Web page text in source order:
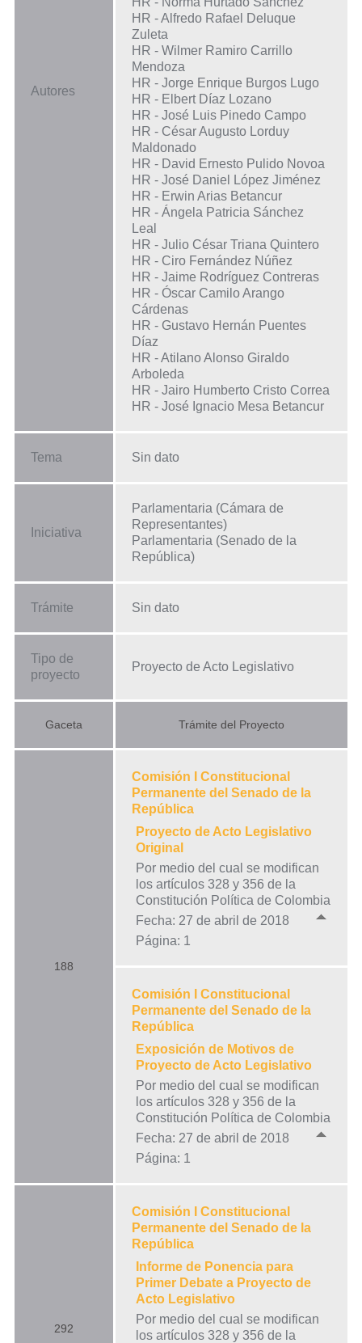
Autores
HR - Alfredo Rafael Deluque
Zuleta
HR - Wilmer Ramiro Carrillo
Mendoza
HR - Jorge Enrique Burgos Lugo
HR - Elbert Díaz Lozano
HR - José Luis Pinedo Campo
HR - César Augusto Lorduy
Maldonado
HR - David Ernesto Pulido Novoa
HR - José Daniel López Jiménez
HR - Erwin Arias Betancur
HR - Ángela Patricia Sánchez
Leal
HR - Julio César Triana Quintero
HR - Ciro Fernández Núñez
HR - Jaime Rodríguez Contreras
HR - Óscar Camilo Arango
Cárdenas
HR - Gustavo Hernán Puentes
Díaz
HR - Atilano Alonso Giraldo
Arboleda
HR - Jairo Humberto Cristo Correa
HR - José Ignacio Mesa Betancur
Tema Sin dato
Iniciativa
Parlamentaria (Cámara de
Representantes)
Parlamentaria (Senado de la
República)
Trámite Sin dato
Tipo de
proyecto
Proyecto de Acto Legislativo
Gaceta Trámite del Proyecto
188
Comisión I Constitucional
Permanente del Senado de la
República
Proyecto de Acto Legislativo
Original
Por medio del cual se modifican
los artículos 328 y 356 de la
Constitución Política de Colombia
Fecha: 27 de abril de 2018
Página: 1
Comisión I Constitucional
Permanente del Senado de la
República
Exposición de Motivos de
Proyecto de Acto Legislativo
Por medio del cual se modifican
los artículos 328 y 356 de la
Constitución Política de Colombia
Fecha: 27 de abril de 2018
Página: 1
292
Comisión I Constitucional
Permanente del Senado de la
República
Informe de Ponencia para
Primer Debate a Proyecto de
Acto Legislativo
Por medio del cual se modifican
los artículos 328 y 356 de la